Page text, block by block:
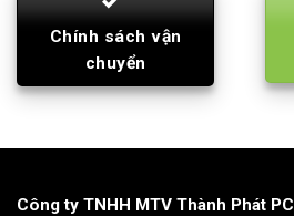
Chính sách vận
chuyển
Công ty TNHH MTV Thành Phát PC